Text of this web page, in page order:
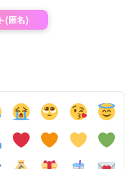
(匿名)